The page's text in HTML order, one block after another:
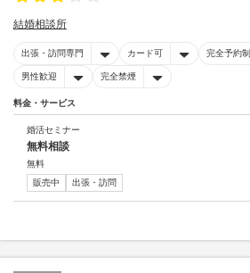
結婚相談所
出張・訪問専門 カード可 完全予約制
男性歓迎 完全禁煙
料金・サービス
婚活セミナー
無料相談
無料
販売中
出張・訪問